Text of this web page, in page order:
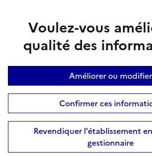
Voulez-vous
qualité des
Améliorer ou modifier
Confirmer ces
Revendiquer l'établissement
gestionnaire